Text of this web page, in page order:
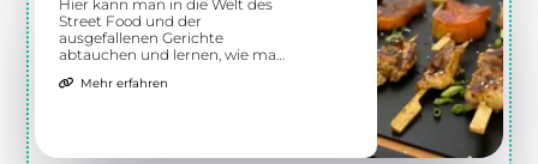
Hier kann man in die Welt des
Street Food und der
ausgefallenen Gerichte
abtauchen und lernen, wie man
nationale Küche wird hier
Mehr erfahren